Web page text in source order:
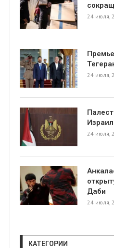
24 июля,
24 июля,
24 июля,
Даби
24 июля,
КАТЕГОРИИ